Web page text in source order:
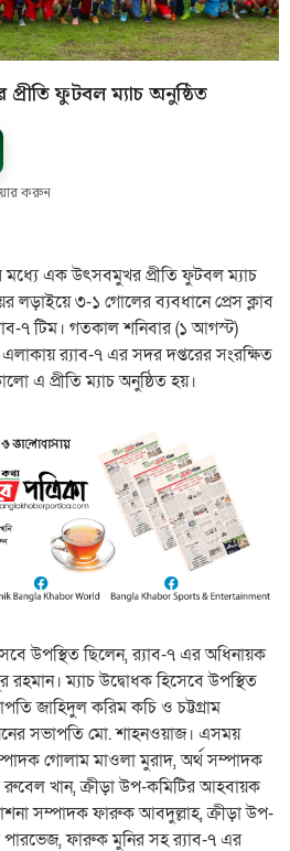
প্রীতি ফুটবল ম্যাচ অনুষ্ঠিত
করুন
মধ্যে এক উৎসবমুখর প্রীতি ফুটবল ম্যাচ
লড়াইয়ে ৩-১ গোলের ব্যবধানে প্রেস ক্লাব
৭ টিম। গতকাল শনিবার (১ আগস্ট)
এলাকায় র‌্যাব-৭ এর সদর দপ্তরের সংরক্ষিত
এ প্রীতি ম্যাচ অনুষ্ঠিত হয়।
উপস্থিত ছিলেন, র‍্যাব-৭ এর অধিনায়ক
রহমান। ম্যাচ উদ্বোধক হিসেবে উপস্থিত
জাহিদুল করিম কচি ও চট্টগ্রাম
সভাপতি মো. শাহনওয়াজ। এসময়
গোলাম মাওলা মুরাদ, অর্থ সম্পাদক
খান, ক্রীড়া উপ-কমিটির আহবায়ক
সম্পাদক ফারুক আবদুল্লাহ, ক্রীড়া উপ-
ফারুক মুনির সহ র‌্যাব-৭ এর